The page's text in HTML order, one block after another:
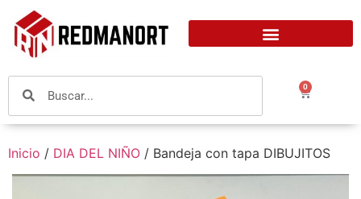
0
Inicio / DIA DEL NIÑO / Bandeja con tapa DIBUJITOS